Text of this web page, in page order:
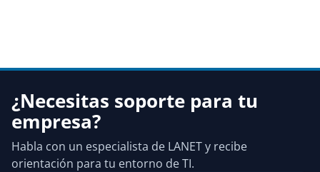
¿Necesitas soporte para tu
empresa?
Habla con un especialista de LANET y recibe
orientación para tu entorno de TI.